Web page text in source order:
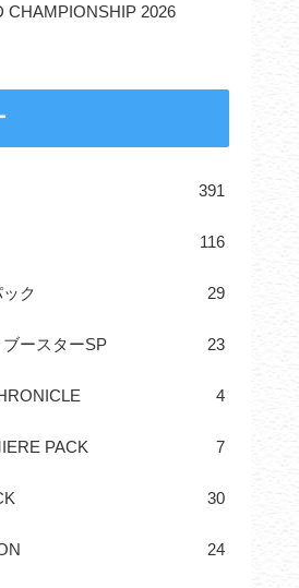
CHAMPIONSHIP 2026
391
116
ク 29
ースターSP 23
4
PACK 7
30
24